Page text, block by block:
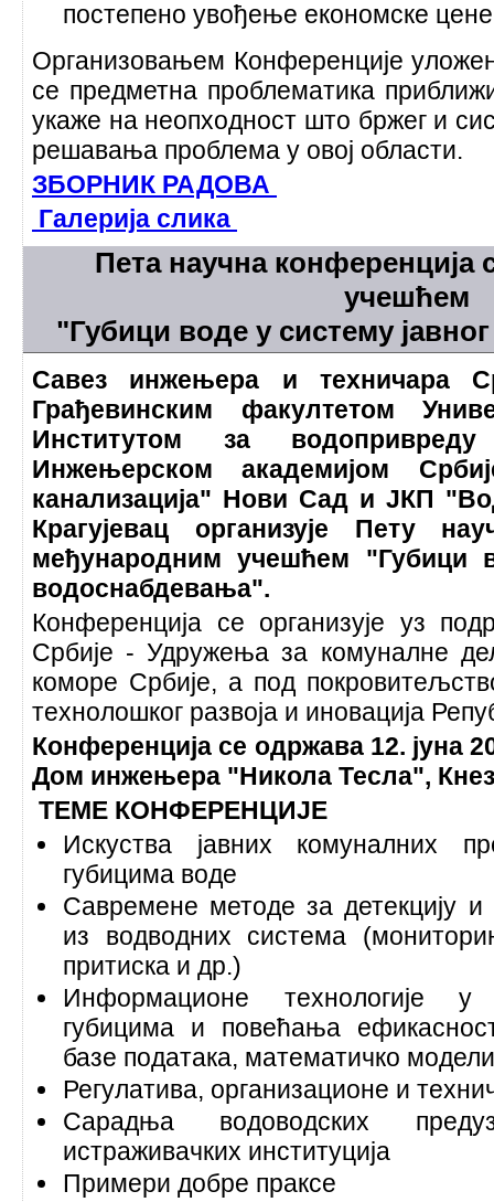
постепено увођење економске
Организовањем Конференције
се предметна проблематика
укаже на неопходност што бржег и
решавања проблема у овој области.
ЗБОРНИК РАДОВА
Галерија слика
Пета научна конференција
учешћем
"Губици воде у систему
Савез инжењера и техничара
Грађевинским факултетом
Институтом за
Инжењерском академијом
канализација" Нови Сад и ЈКП
Крагујевац организује Пету
међународним учешћем "Губици
водоснабдевања".
Конференција се организује уз
Србије - Удружења за комуналне
коморе Србије, а под
технолошког развоја и иновација
Конференција се одржава 12. јуна
Дом инжењера "Никола Тесла",
ТЕМЕ КОНФЕРЕНЦИЈЕ
Искуства јавних комуналних
губицима воде
Савремене методе за детекцију
из водводних система
притиска и др.)
Информационе технологије
губицима и повећања
базе података, математичко
Регулатива, организационе и
Сарадња водоводских
истраживачких институција
Примери добре праксе